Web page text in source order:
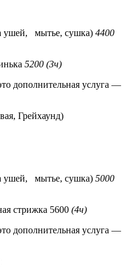
ушей, мытье, сушка) 4400
5200 (3ч)
дополнительная услуга —
Грейхаунд)
ушей, мытье, сушка) 5000
стрижка 5600 (4ч)
дополнительная услуга —